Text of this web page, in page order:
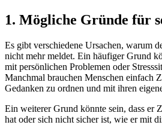
1. Mögliche Gründe für
Es gibt verschiedene Ursachen, warum
nicht mehr meldet. Ein häufiger Grund
mit persönlichen Problemen oder
Manchmal brauchen Menschen einfach
Gedanken zu ordnen und mit ihren
Ein weiterer Grund könnte sein, dass er
hat oder sich nicht sicher ist, wie er mit